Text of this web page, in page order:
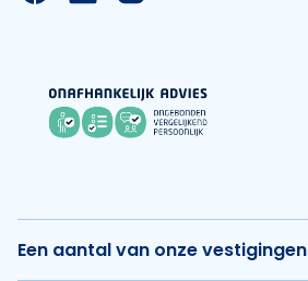
Een aantal van onze vestigingen